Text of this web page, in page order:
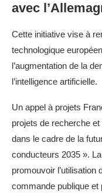
avec
Cette initiative vise à
technologique
l’augmentation de la
l’intelligence artificielle.
Un appel à projets
projets de recherche
dans le cadre de la
conducteurs 2035 ».
promouvoir
commande publique